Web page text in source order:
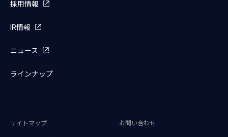
採用情報
IR情報
ニュース
ラインナップ
サイトマップ お問い合わせ